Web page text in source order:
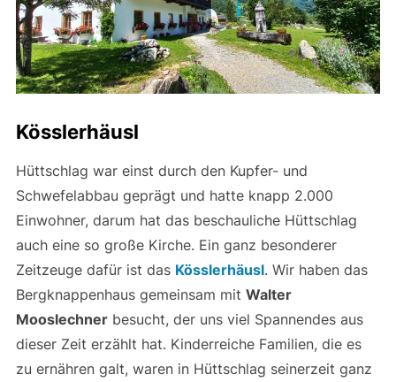
Kösslerhäusl
Hüttschlag war einst durch den Kupfer- und
Schwefelabbau geprägt und hatte knapp 2.000
Einwohner, darum hat das beschauliche Hüttschlag
auch eine so große Kirche. Ein ganz besonderer
Zeitzeuge dafür ist das Kösslerhäusl. Wir haben das
Bergknappenhaus gemeinsam mit Walter
Mooslechnerbesucht, der uns viel Spannendes aus
dieser Zeit erzählt hat. Kinderreiche Familien, die es
zu ernähren galt, waren in Hüttschlag seinerzeit ganz